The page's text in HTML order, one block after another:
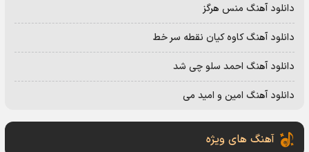
دانلود آهنگ منس هرگز
دانلود آهنگ کاوه کیان نقطه سر خط
دانلود آهنگ احمد سلو چی شد
دانلود آهنگ امین و امید می
آهنگ های ویژه